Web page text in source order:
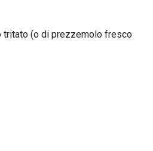
tritato (o di prezzemolo fresco